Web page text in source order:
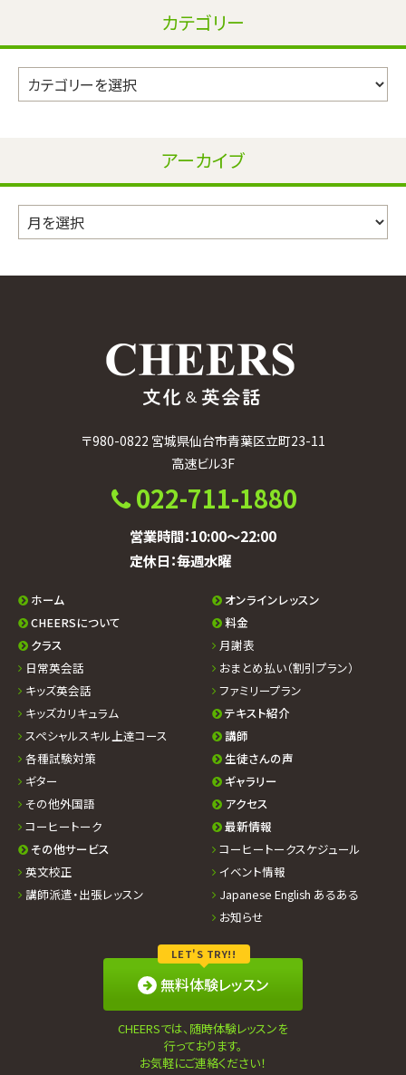
カテゴリー
カ
テ
アーカイブ
ー
〒980-0822 宮城県仙台市青葉区立町23-11
高速ビル3F
022-711-1880
営業時間：10:00〜22:00
定休日：毎週水曜
ホーム
CHEERSについて
クラス
日常英会話
キッズ英会話
キッズカリキュラム
スペシャルスキル上達コース
各種試験対策
ギター
その他外国語
コーヒートーク
その他サービス
英文校正
講師派遣・出張レッスン
オンラインレッスン
料金
月謝表
おまとめ払い（割引プラン）
ファミリープラン
テキスト紹介
講師
生徒さんの声
ギャラリー
アクセス
最新情報
コーヒートークスケジュール
イベント情報
Japanese English あるある
お知らせ
LET'S TRY!!
無料体験レッスン
CHEERSでは、随時体験レッスンを
行っております。
お気軽にご連絡ください！